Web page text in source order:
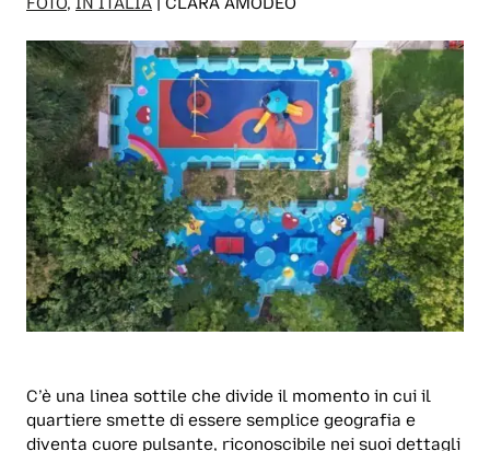
C’è una linea sottile che divide il momento in cui il
quartiere smette di essere semplice geografia e
diventa cuore pulsante, riconoscibile nei suoi dettagli